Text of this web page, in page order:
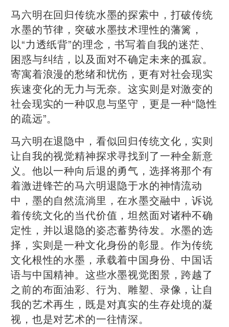
马六明在回归传统水墨的探索中，打破传统
水墨的节律，突破水墨技术理性的藩篱，
以“力透纸背”的理念，书写着自我的迷茫、
困惑与纠结，以及面对不确定未来的孤寂。
寄寓着浪漫的愁绪和忧伤，更有对社会现实
疾速变化的无力与无奈。这实则是对激变的
社会现实的一种叹息与坚守，更是一种“隐性
的疏远”。
马六明在退隐中，看似回归传统文化，实则
让自我的视觉精神探求寻找到了一种全新意
义。他以一种向后退的勇气，选择将那个有
着激进锋芒的马六明退隐于水的神情流动
中，墨的自然流淌里，在水墨交融中，诉说
着传统文化的当代价值，坦然面对诸种不确
定性，并以退隐的姿态蓄势待发。水墨的选
择，实则是一种文化身份的彰显。作为传统
文化根性的水墨，承载着中国身份、中国话
语与中国精神。这些水墨视觉图景，跨越了
之前的布面油彩、行为、雕塑、录像，让自
我的艺术再生，既是对真实的生存处境的凝
视，也是对艺术的一往情深。